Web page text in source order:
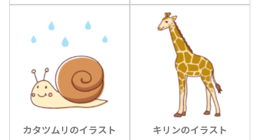
カタツムリのイラスト キリンのイラスト